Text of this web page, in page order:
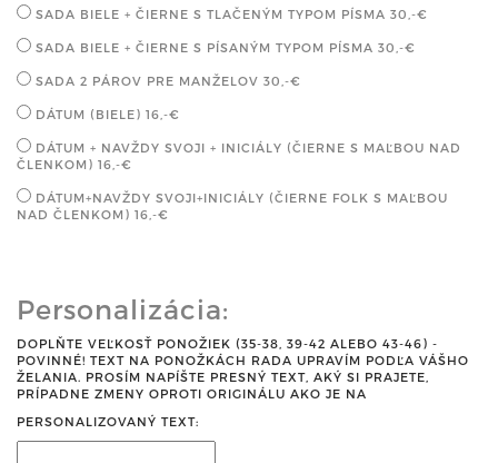
SADA BIELE + ČIERNE S TLAČENÝM TYPOM PÍSMA 30,-€
SADA BIELE + ČIERNE S PÍSANÝM TYPOM PÍSMA 30,-€
SADA 2 PÁROV PRE MANŽELOV 30,-€
DÁTUM (BIELE) 16,-€
DÁTUM + NAVŽDY SVOJI + INICIÁLY (ČIERNE S MAĽBOU NAD
ČLENKOM) 16,-€
DÁTUM+NAVŽDY SVOJI+INICIÁLY (ČIERNE FOLK S MAĽBOU
NAD ČLENKOM) 16,-€
Personalizácia:
DOPLŇTE VEĽKOSŤ PONOŽIEK (35-38, 39-42 ALEBO 43-46) -
POVINNÉ! TEXT NA PONOŽKÁCH RADA UPRAVÍM PODĽA VÁŠHO
ŽELANIA. PROSÍM NAPÍŠTE PRESNÝ TEXT, AKÝ SI PRAJETE,
PRÍPADNE ZMENY OPROTI ORIGINÁLU AKO JE NA
PERSONALIZOVANÝ TEXT: